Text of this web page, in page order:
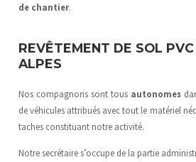
de chantier.
REVÊTEMENT DE SOL PVC
ALPES
Nos compagnons sont tous autonomes
de véhicules attribués avec tout le matériel
taches constituant notre activité.
Notre secrétaire s’occupe de la partie